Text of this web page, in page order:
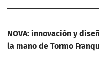
NOVA: innovación y
la mano de Tormo